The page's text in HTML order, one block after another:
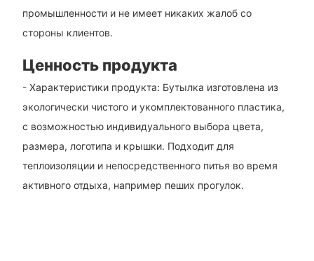
промышленности и не имеет никаких жалоб со
стороны клиентов.
Ценность продукта
- Характеристики продукта: Бутылка изготовлена ​​из
экологически чистого и укомплектованного пластика,
с возможностью индивидуального выбора цвета,
размера, логотипа и крышки. Подходит для
теплоизоляции и непосредственного питья во время
активного отдыха, например пеших прогулок.